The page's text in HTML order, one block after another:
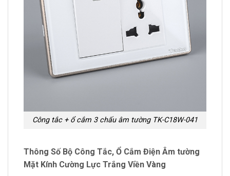
Công tắc + ổ cắm 3 chấu âm tường TK-C18W-041
Thông Số Bộ Công Tắc, Ổ Cắm Điện Âm tường
Mặt Kính Cường Lực Trắng Viền Vàng